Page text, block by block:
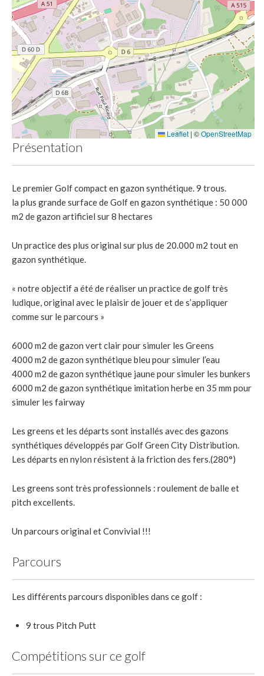
Leaflet | ©OpenStreetMap
Présentation
Le premier Golf compact en gazon synthétique. 9 trous.
la plus grande surface de Golf en gazon synthétique : 50 000
m2 de gazon artificiel sur 8 hectares
Un practice des plus original sur plus de 20.000 m2 tout en
gazon synthétique.
« notre objectif a été de réaliser un practice de golf très
ludique, original avec le plaisir de jouer et de s’appliquer
comme sur le parcours »
6000 m2 de gazon vert clair pour simuler les Greens
4000 m2 de gazon synthétique bleu pour simuler l’eau
4000 m2 de gazon synthétique jaune pour simuler les bunkers
6000 m2 de gazon synthétique imitation herbe en 35 mm pour
simuler les fairway
Les greens et les départs sont installés avec des gazons
synthétiques développés par Golf Green City Distribution.
Les départs en nylon résistent à la friction des fers.(280°)
Les greens sont très professionnels : roulement de balle et
pitch excellents.
Un parcours original et Convivial !!!
Parcours
Les différents parcours disponibles dans ce golf :
9 trous Pitch Putt
Compétitions sur ce golf